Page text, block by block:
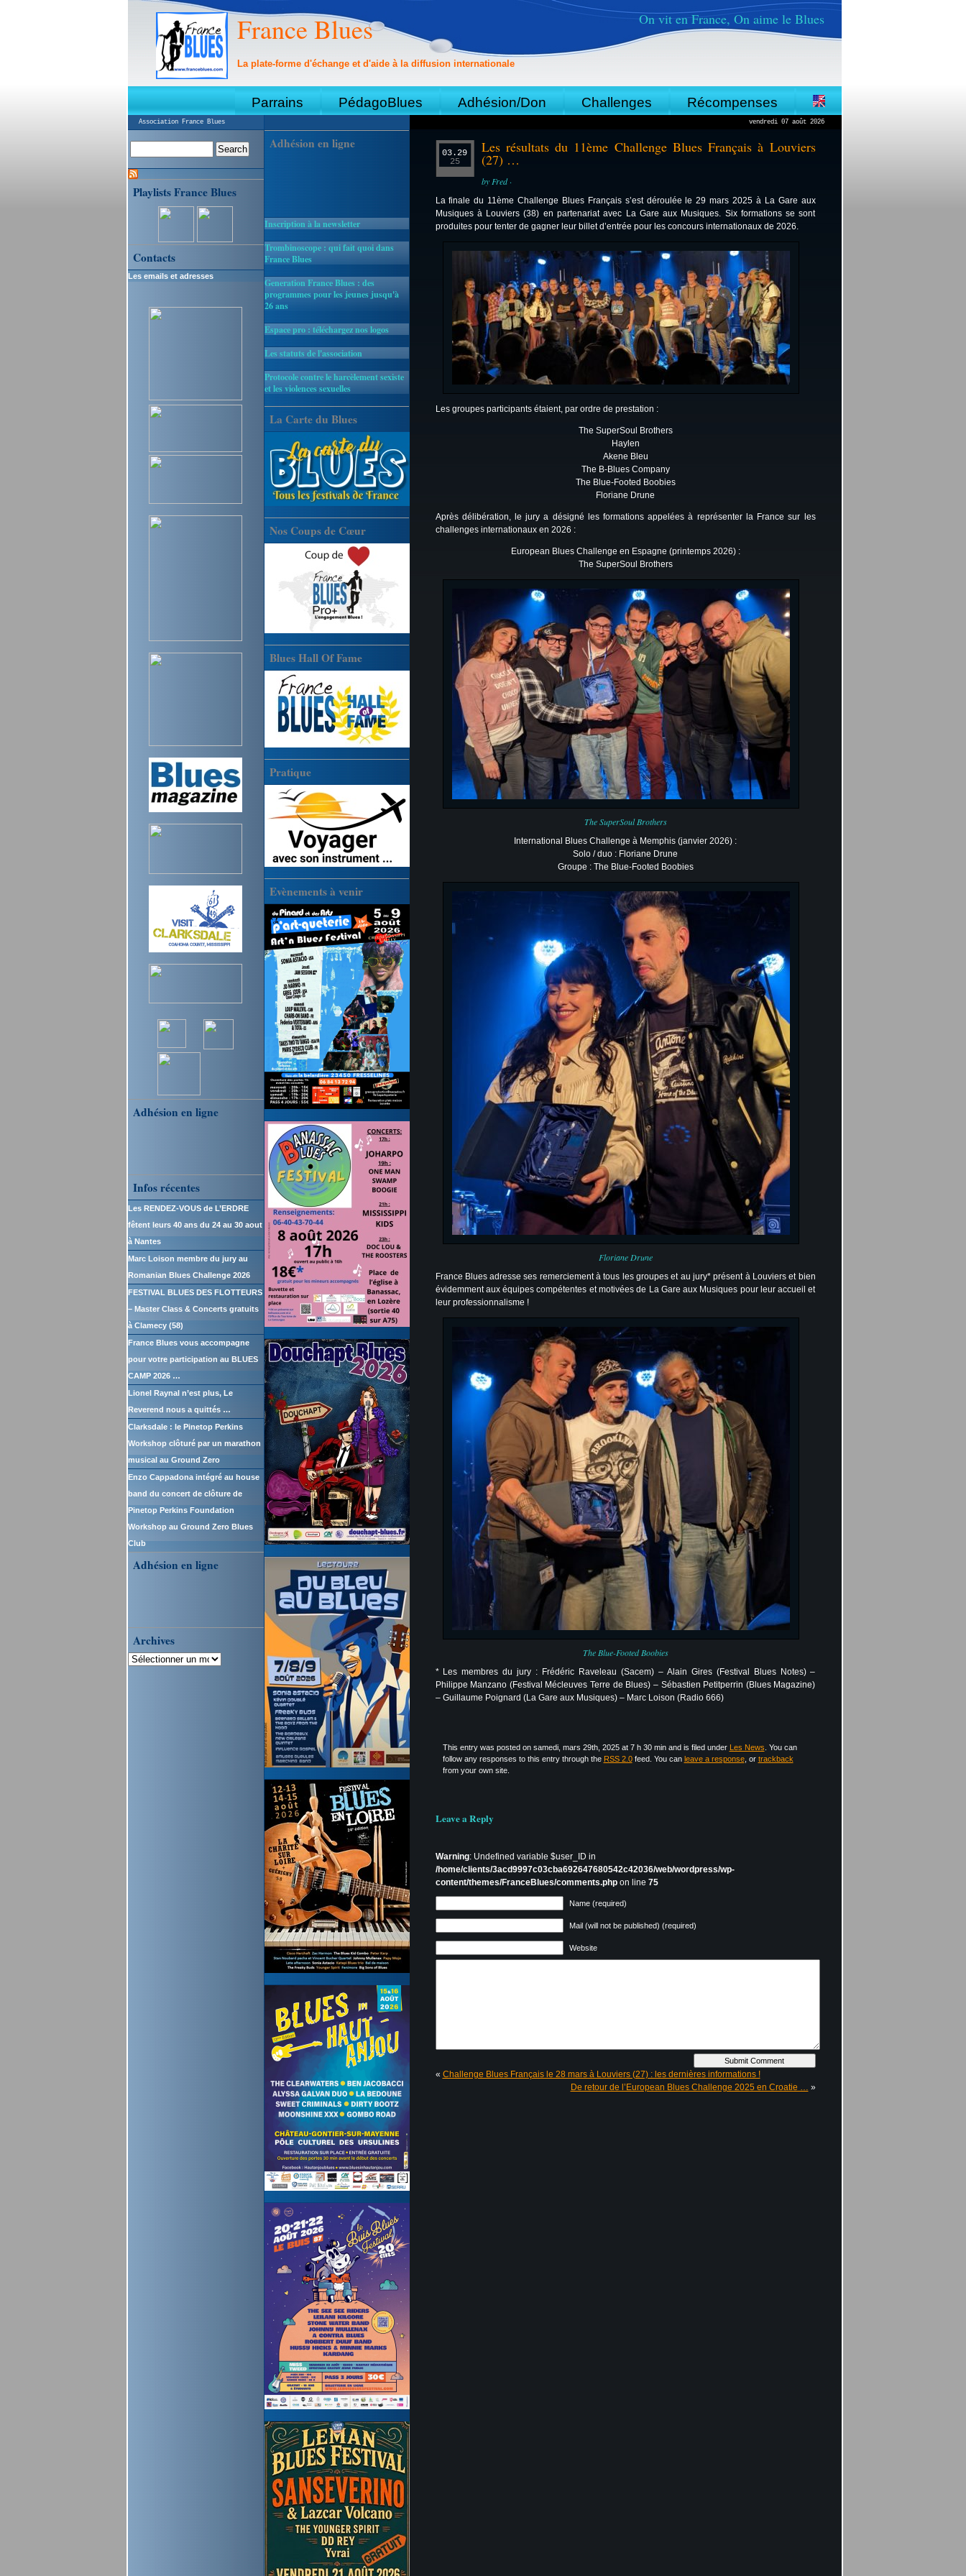
France Blues
La plate-forme d'échange et d'aide à la diffusion internationale
On vit en France, On aime le Blues
Parrains PédagoBlues Adhésion/Don Challenges Récompenses
Association France Blues vendredi 07 août 2026
03.29
25
Les résultats du 11ème Challenge Blues Français à Louviers
(27) …
by Fred ·
La finale du 11ème Challenge Blues Français s’est déroulée le 29 mars 2025 à La Gare aux
Musiques à Louviers (38) en partenariat avec La Gare aux Musiques. Six formations se sont
produites pour tenter de gagner leur billet d’entrée pour les concours internationaux de 2026.
Les groupes participants étaient, par ordre de prestation :
The SuperSoul Brothers
Haylen
Akene Bleu
The B-Blues Company
The Blue-Footed Boobies
Floriane Drune
Après délibération, le jury a désigné les formations appelées à représenter la France sur les
challenges internationaux en 2026 :
European Blues Challenge en Espagne (printemps 2026) :
The SuperSoul Brothers
The SuperSoul Brothers
International Blues Challenge à Memphis (janvier 2026) :
Solo / duo : Floriane Drune
Groupe : The Blue-Footed Boobies
Floriane Drune
France Blues adresse ses remerciement à tous les groupes et au jury* présent à Louviers et bien
évidemment aux équipes compétentes et motivées de La Gare aux Musiques pour leur accueil et
leur professionnalisme !
The Blue-Footed Boobies
* Les membres du jury : Frédéric Raveleau (Sacem) – Alain Gires (Festival Blues Notes) –
Philippe Manzano (Festival Mécleuves Terre de Blues) – Sébastien Petitperrin (Blues Magazine)
– Guillaume Poignard (La Gare aux Musiques) – Marc Loison (Radio 666)
This entry was posted on samedi, mars 29th, 2025 at 7 h 30 min and is filed under Les News . You can
follow any responses to this entry through the RSS 2.0feed. You can leave a response, or trackback
from your own site.
Leave a Reply
Warning: Undefined variable $user_ID in
/home/clients/3acd9997c03cba692647680542c42036/web/wordpress/wp-
content/themes/FranceBlues/comments.phpon line 75
Name (required)
Mail (will not be published) (required)
Website
« Challenge Blues Français le 28 mars à Louviers (27) : les dernières informations !
De retour de l’European Blues Challenge 2025 en Croatie … »
Adhésion en ligne
Inscription à la newsletter
Trombinoscope : qui fait quoi dans
France Blues
Generation France Blues : des
programmes pour les jeunes jusqu'à
26 ans
Espace pro : téléchargez nos logos
Les statuts de l'association
Protocole contre le harcèlement sexiste
et les violences sexuelles
La Carte du Blues
Nos Coups de Cœur
Blues Hall Of Fame
Pratique
Evènements à venir
Playlists France Blues
Contacts
Les emails et adresses
Adhésion en ligne
Infos récentes
Les RENDEZ-VOUS de L’ERDRE
fêtent leurs 40 ans du 24 au 30 aout
à Nantes
Marc Loison membre du jury au
Romanian Blues Challenge 2026
FESTIVAL BLUES DES FLOTTEURS
– Master Class & Concerts gratuits
à Clamecy (58)
France Blues vous accompagne
pour votre participation au BLUES
CAMP 2026 …
Lionel Raynal n’est plus, Le
Reverend nous a quittés …
Clarksdale : le Pinetop Perkins
Workshop clôturé par un marathon
musical au Ground Zero
Enzo Cappadona intégré au house
band du concert de clôture de
Pinetop Perkins Foundation
Workshop au Ground Zero Blues
Club
Adhésion en ligne
Archives